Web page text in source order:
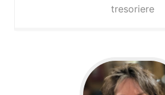
tresoriere